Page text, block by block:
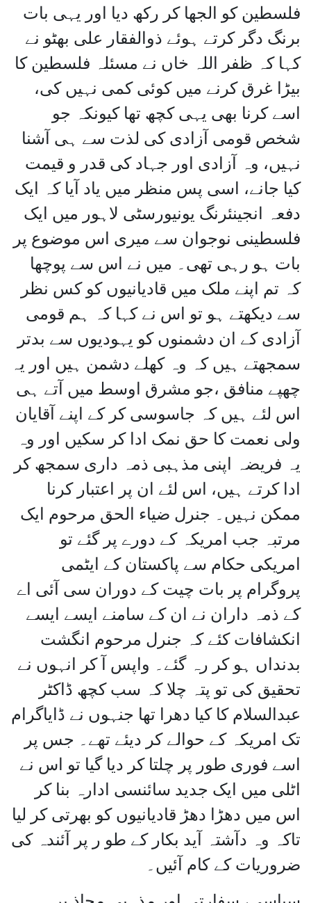
فلسطین کو الجھا کر رکھ دیا اور یہی بات
برنگ دگر کرتے ہوئے ذوالفقار علی بھٹو نے
کہا کہ ظفر اللہ خاں نے مسئلہ فلسطین کا
بیڑا غرق کرنے میں کوئی کمی نہیں کی،
اسے کرنا بھی یہی کچھ تھا کیونکہ جو
شخص قومی آزادی کی لذت سے ہی آشنا
نہیں، وہ آزادی اور جہاد کی قدر و قیمت
کیا جانے، اسی پس منظر میں یاد آیا کہ ایک
دفعہ انجینئرنگ یونیورسٹی لاہور میں ایک
فلسطینی نوجوان سے میری اس موضوع پر
بات ہو رہی تھی۔ میں نے اس سے پوچھا
کہ تم اپنے ملک میں قادیانیوں کو کس نظر
سے دیکھتے ہو تو اس نے کہا کہ ہم قومی
آزادی کے ان دشمنوں کو یہودیوں سے بدتر
سمجھتے ہیں کہ وہ کھلے دشمن ہیں اور یہ
چھپے منافق ،جو مشرق اوسط میں آتے ہی
اس لئے ہیں کہ جاسوسی کر کے اپنے آقایان
ولی نعمت کا حق نمک ادا کر سکیں اور وہ
یہ فریضہ اپنی مذہبی ذمہ داری سمجھ کر
ادا کرتے ہیں، اس لئے ان پر اعتبار کرنا
ممکن نہیں۔ جنرل ضیاء الحق مرحوم ایک
مرتبہ جب امریکہ کے دورے پر گئے تو
امریکی حکام سے پاکستان کے ایٹمی
پروگرام پر بات چیت کے دوران سی آئی اے
کے ذمہ داران نے ان کے سامنے ایسے ایسے
انکشافات کئے کہ جنرل مرحوم انگشت
بدنداں ہو کر رہ گئے۔ واپس آ کر انہوں نے
تحقیق کی تو پتہ چلا کہ سب کچھ ڈاکٹر
عبدالسلام کا کیا دھرا تھا جنہوں نے ڈایاگرام
تک امریکہ کے حوالے کر دیئے تھے۔ جس پر
اسے فوری طور پر چلتا کر دیا گیا تو اس نے
اٹلی میں ایک جدید سائنسی ادارہ بنا کر
اس میں دھڑا دھڑ قادیانیوں کو بھرتی کر لیا
تاکہ وہ دآشتہ آید بکار کے طو ر پر آئندہ کی
ضروریات کے کام آئیں۔